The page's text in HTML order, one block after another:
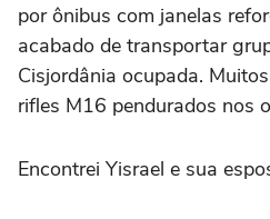
por ônibus com janelas
acabado de transportar
Cisjordânia ocupada.
rifles M16 pendurados nos
Encontrei Yisrael e sua